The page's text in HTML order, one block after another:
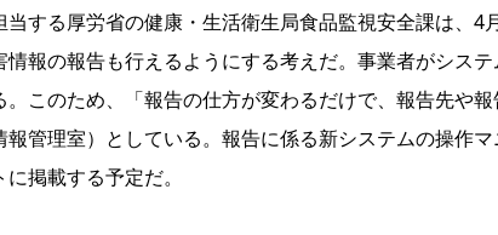
する厚労省の健康・生活衛生局食品監視安全課は、4
報の報告も行えるようにする考えだ。事業者がシス
このため、「報告の仕方が変わるだけで、報告先や
管理室）としている。報告に係る新システムの操作
掲載する予定だ。